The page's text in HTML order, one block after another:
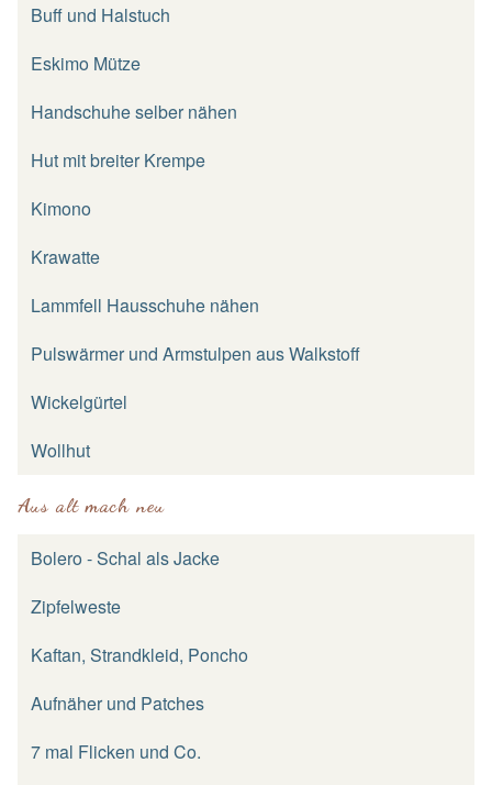
Buff und Halstuch
Eskimo Mütze
Handschuhe selber nähen
Hut mit breiter Krempe
Kimono
Krawatte
Lammfell Hausschuhe nähen
Pulswärmer und Armstulpen aus Walkstoff
Wickelgürtel
Wollhut
Aus alt mach neu
Bolero - Schal als Jacke
Zipfelweste
Kaftan, Strandkleid, Poncho
Aufnäher und Patches
7 mal Flicken und Co.